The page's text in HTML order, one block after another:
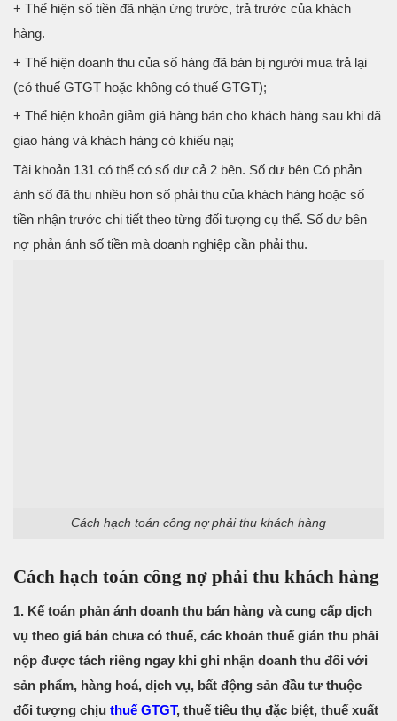
+ Thể hiện số tiền đã nhận ứng trước, trả trước của khách
hàng.
+ Thể hiện doanh thu của số hàng đã bán bị người mua trả lại
(có thuế GTGT hoặc không có thuế GTGT);
+ Thể hiện khoản giảm giá hàng bán cho khách hàng sau khi đã
giao hàng và khách hàng có khiếu nại;
Tài khoản 131 có thể có số dư cả 2 bên. Số dư bên Có phản
ánh số đã thu nhiều hơn số phải thu của khách hàng hoặc số
tiền nhận trước chi tiết theo từng đối tượng cụ thể. Số dư bên
nợ phản ánh số tiền mà doanh nghiệp cần phải thu.
Cách hạch toán công nợ phải thu khách hàng
Cách hạch toán công nợ phải thu khách hàng
1. Kế toán phản ánh doanh thu bán hàng và cung cấp dịch
vụ theo giá bán chưa có thuế, các khoản thuế gián thu phải
nộp được tách riêng ngay khi ghi nhận doanh thu đối với
sản phẩm, hàng hoá, dịch vụ, bất động sản đầu tư thuộc
đối tượng chịu thuế GTGT, thuế tiêu thụ đặc biệt, thuế xuất